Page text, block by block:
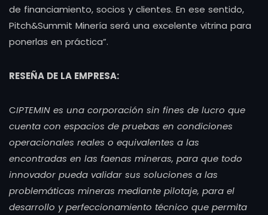
de financiamiento, socios y clientes. En ese sentido,
Pitch&Summit Minería será una excelente vitrina para
ponerlas en práctica”.
RESEÑA DE LA EMPRESA:
CIPTEMIN es una corporación sin fines de lucro que
cuenta con espacios de pruebas en condiciones
operacionales reales o equivalentes a las
encontradas en las faenas mineras, para que todo
innovador pueda validar sus soluciones a las
problemáticas mineras mediante pilotaje, para el
desarrollo y perfeccionamiento técnico que permita